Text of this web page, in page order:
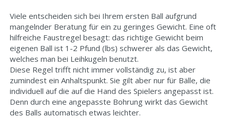
Viele entscheiden sich bei Ihrem ersten Ball aufgrund
mangelnder Beratung für ein zu geringes Gewicht. Eine oft
hilfreiche Faustregel besagt: das richtige Gewicht beim
eigenen Ball ist 1-2 Pfund (lbs) schwerer als das Gewicht,
welches man bei Leihkugeln benutzt.
Diese Regel trifft nicht immer vollständig zu, ist aber
zumindest ein Anhaltspunkt. Sie gilt aber nur für Bälle, die
individuell auf die auf die Hand des Spielers angepasst ist.
Denn durch eine angepasste Bohrung wirkt das Gewicht
des Balls automatisch etwas leichter.